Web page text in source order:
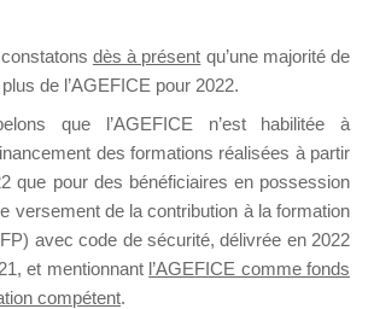
est destiné aux Organismes de
souhaitent répondre à l’Appel à
Mallette du Dirigeant.
dès à présent qu’une majorité de
de l’AGEFICE pour 2022.
que l’AGEFICE n’est habilitée à
des formations réalisées à partir
que pour des bénéficiaires en possession
versement de la contribution à la formation
avec code de sécurité, délivrée en 2022
et mentionnant l’AGEFICE comme fonds
compétent.